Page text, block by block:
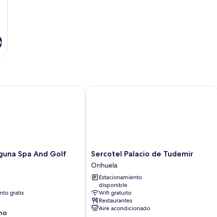
Spa And Golf
gratis
Spa And Golf
Sercotel
Palacio
de
Tudemir
Orihuela
Sercotel Palacio de Tudemir
Orihuela
Estacionamiento
disponible
Wifi gratuito
Restaurantes
Aire acondicionado
Sercotel Palacio de Tudemir